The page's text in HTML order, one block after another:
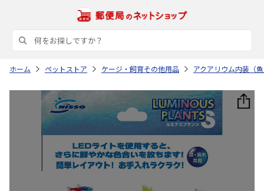
ホーム ペットストア ケージ・飼育その他用品 アクアリウム内装（